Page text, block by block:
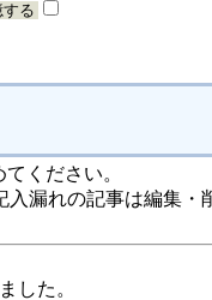
る
ください。
漏れの記事は編集・
した。